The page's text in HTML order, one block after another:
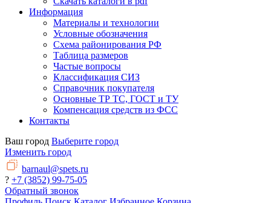
Информация
Материалы и технологии
Условные обозначения
Схема районирования РФ
Таблица размеров
Частые вопросы
Классификация СИЗ
Справочник покупателя
Основные ТР ТС, ГОСТ и ТУ
Компенсация средств из ФСС
Контакты
Ваш город Выберите город
Изменить город
barnaul@spets.ru
? +7 (3852) 99-75-05
Обратный звонок